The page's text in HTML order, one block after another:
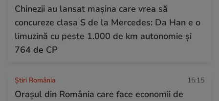
Chinezii au lansat mașina care vrea să
concureze clasa S de la Mercedes: Da Han e o
limuzină cu peste 1.000 de km autonomie și
764 de CP
Știri România 15:15
Orașul din România care face economii de